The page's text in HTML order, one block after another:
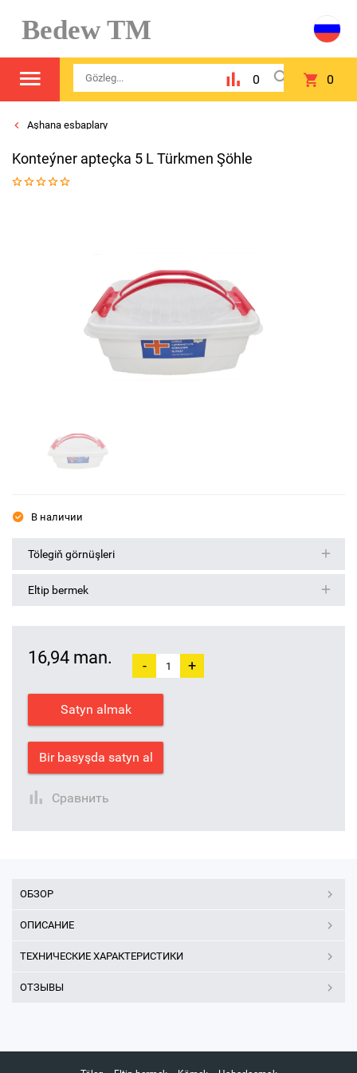
Bedew TM
0 0
Aşhana esbaplary
Konteýner apteçka 5 L Türkmen Şöhle
В наличии
Tölegiň görnüşleri
Eltip bermek
16,94 man. - +
Satyn almak
Bir basyşda satyn al
Сравнить
ОБЗОР
ОПИСАНИЕ
ТЕХНИЧЕСКИЕ ХАРАКТЕРИСТИКИ
ОТЗЫВЫ